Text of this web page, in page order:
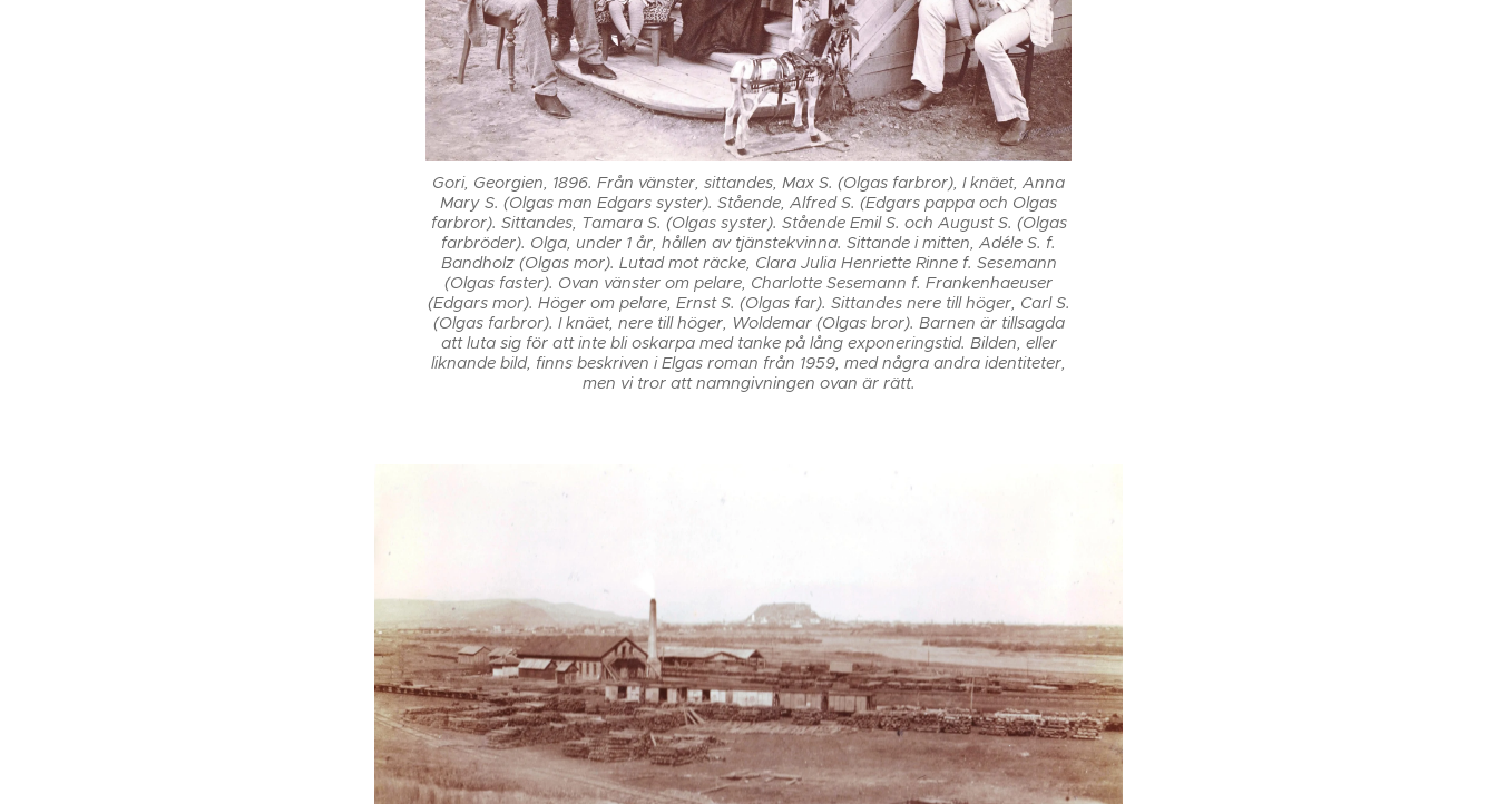
Gori, Georgien, 1896. Från vänster, sittandes, Max S. (Olgas farbror), I knäet, Anna
Mary S. (Olgas man Edgars syster). Stående, Alfred S. (Edgars pappa och Olgas
farbror). Sittandes, Tamara S. (Olgas syster). Stående Emil S. och August S. (Olgas
farbröder). Olga, under 1 år, hållen av tjänstekvinna. Sittande i mitten, Adéle S. f.
Bandholz (Olgas mor). Lutad mot räcke, Clara Julia Henriette Rinne f. Sesemann
(Olgas faster). Ovan vänster om pelare, Charlotte Sesemann f. Frankenhaeuser
(Edgars mor). Höger om pelare, Ernst S. (Olgas far). Sittandes nere till höger, Carl S.
(Olgas farbror). I knäet, nere till höger, Woldemar (Olgas bror). Barnen är tillsagda
att luta sig för att inte bli oskarpa med tanke på lång exponeringstid. Bilden, eller
liknande bild, finns beskriven i Elgas roman från 1959, med några andra identiteter,
men vi tror att namngivningen ovan är rätt.